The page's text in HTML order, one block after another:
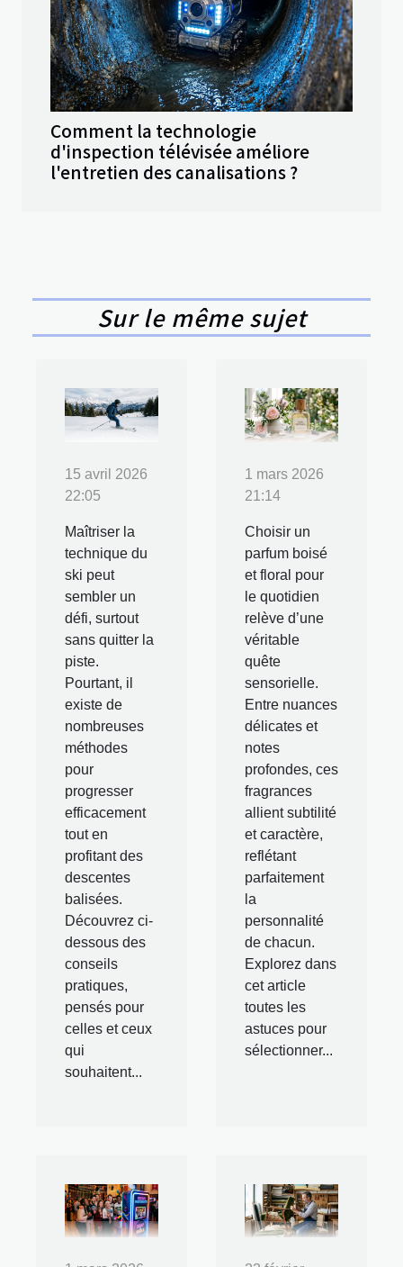
Comment la technologie
d'inspection télévisée améliore
l'entretien des canalisations ?
Sur le même sujet
15 avril 2026
22:05
Maîtriser la
technique du
ski peut
sembler un
défi, surtout
sans quitter la
piste.
Pourtant, il
existe de
nombreuses
méthodes
pour
progresser
efficacement
tout en
profitant des
descentes
balisées.
Découvrez ci-
dessous des
conseils
pratiques,
pensés pour
celles et ceux
qui
souhaitent...
1 mars 2026
21:14
Choisir un
parfum boisé
et floral pour
le quotidien
relève d’une
véritable
quête
sensorielle.
Entre nuances
délicates et
notes
profondes, ces
fragrances
allient subtilité
et caractère,
reflétant
parfaitement
la
personnalité
de chacun.
Explorez dans
cet article
toutes les
astuces pour
sélectionner...